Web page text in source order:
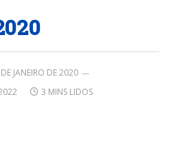
JANEIRO DE 2020
3 MINS LIDOS